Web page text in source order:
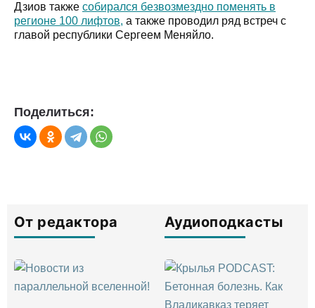
Дзиов также собирался безвозмездно поменять в
регионе 100 лифтов, а также проводил ряд встреч с
главой республики Сергеем Меняйло.
Поделиться:
От редактора Аудиоподкасты